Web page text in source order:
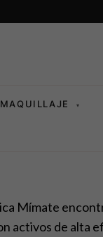
MAQUILLAJE ▾
Mímate
activos de alta